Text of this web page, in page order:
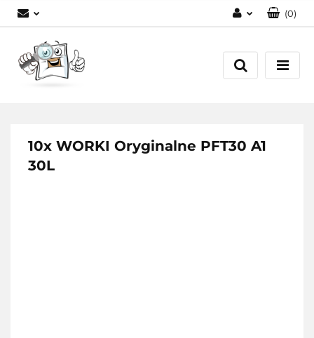
Zarejestruj się
(0)
10x WORKI Oryginalne PFT30 A1
30L